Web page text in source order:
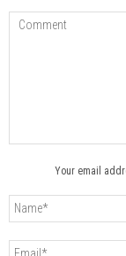
Your email